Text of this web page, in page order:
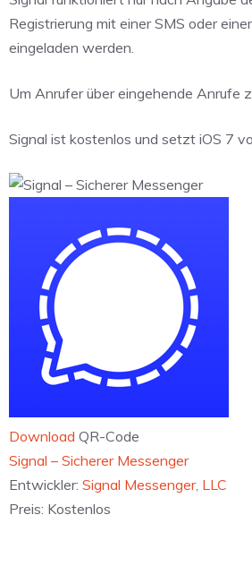
Registrierung mit einer SMS oder
eingeladen werden.
Um Anrufer über eingehende Anrufe
Signal ist kostenlos und setzt iOS 7
Download QR-Code
‎Signal – Sicherer Messenger
Entwickler: Signal Messenger, LLC
Preis: Kostenlos